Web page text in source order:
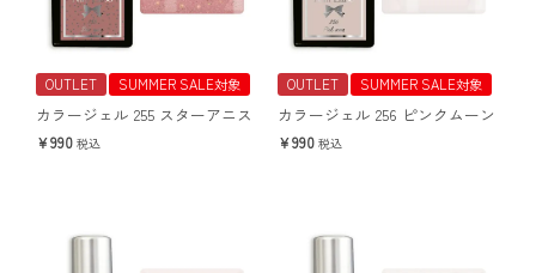
OUTLET SUMMER SALE対象
カラージェル 255 スターアニス
990 税込
OUTLET SUMMER SALE対象
カラージェル 256 ピンクムーン
990 税込